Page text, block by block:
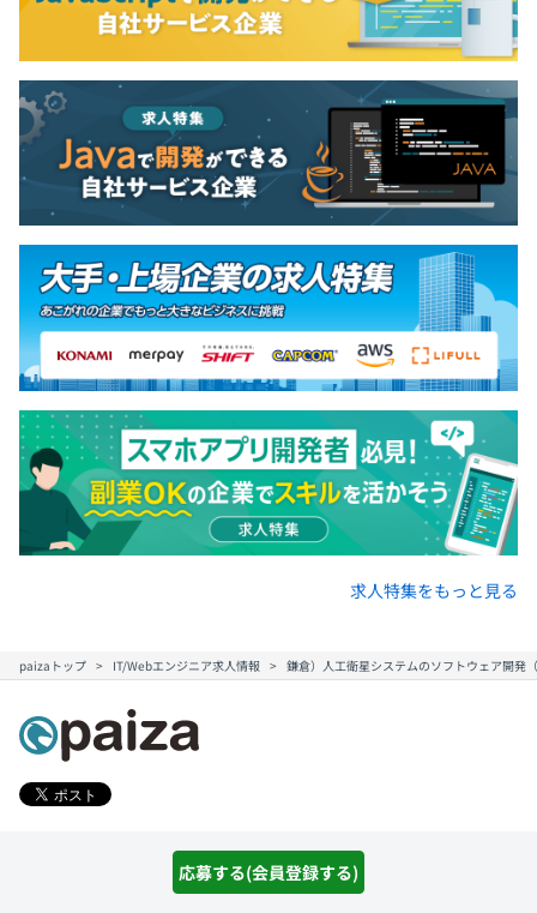
応募する(会員登録する)
求人特集をもっと見る
paizaトップ IT/Webエンジニア求人情報 鎌倉）人工衛星システムのソフトウェア開発